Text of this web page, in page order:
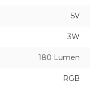
5V
3W
180 Lumen
RGB